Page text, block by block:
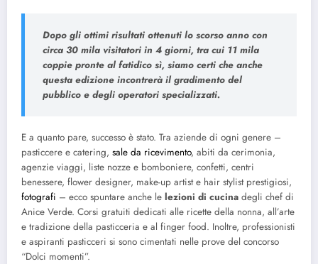
Dopo gli ottimi risultati ottenuti lo scorso anno con
circa 30 mila visitatori in 4 giorni, tra cui 11 mila
coppie pronte al fatidico sì, siamo certi che anche
questa edizione incontrerà il gradimento del
pubblico e degli operatori specializzati.
E a quanto pare, successo è stato. Tra aziende di ogni genere –
pasticcere e catering, sale da ricevimento, abiti da cerimonia,
agenzie viaggi, liste nozze e bomboniere, confetti, centri
benessere, flower designer, make-up artist e hair stylist prestigiosi,
fotografi – ecco spuntare anche le lezioni di cucina degli chef di
Anice Verde. Corsi gratuiti dedicati alle ricette della nonna, all’arte
e tradizione della pasticceria e al finger food. Inoltre, professionisti
e aspiranti pasticceri si sono cimentati nelle prove del concorso
“Dolci momenti”.